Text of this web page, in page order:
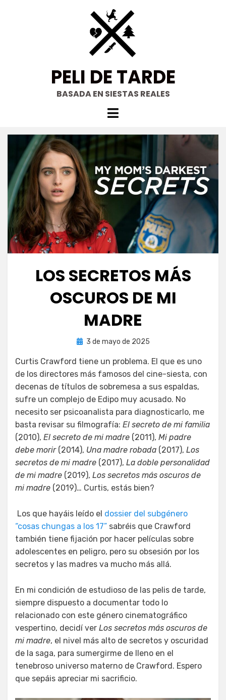
PELI DE TARDE
BASADA EN SIESTAS REALES
LOS SECRETOS MÁS
OSCUROS DE MI
MADRE
porPeliDeTarde
Publicada
3 de mayo de 2025
Curtis Crawford tiene un problema. El que es uno
de los directores más famosos del cine-siesta, con
decenas de títulos de sobremesa a sus espaldas,
sufre un complejo de Edipo muy acusado. No
necesito ser psicoanalista para diagnosticarlo, me
basta revisar su filmografía: El secreto de mi familia
(2010), El secreto de mi madre (2011), Mi padre
debe morir(2014), Una madre robada (2017), Los
secretos de mi madre (2017), La doble personalidad
de mi madre (2019), Los secretos más oscuros de
mi madre (2019)… Curtis, estás bien?
Los que hayáis leído el dossier del subgénero
“cosas chungas a los 17” sabréis que Crawford
también tiene fijación por hacer películas sobre
adolescentes en peligro, pero su obsesión por los
secretos y las madres va mucho más allá.
En mi condición de estudioso de las pelis de tarde,
siempre dispuesto a documentar todo lo
relacionado con este género cinematográfico
vespertino, decidí ver Los secretos más oscuros de
mi madre, el nivel más alto de secretos y oscuridad
de la saga, para sumergirme de lleno en el
tenebroso universo materno de Crawford. Espero
que sepáis apreciar mi sacrificio.